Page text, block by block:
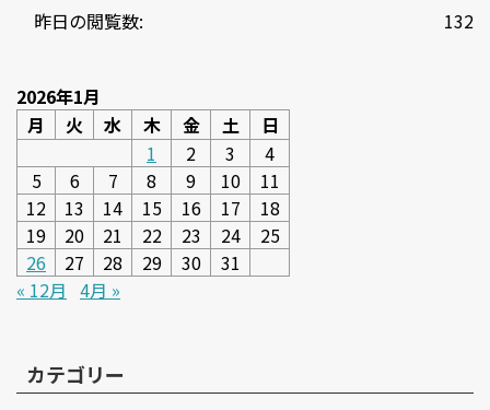
132
昨日の閲覧数:
2026年1月
月
火 水 木 金 土
日
1
2 3
4
5
6 7 8 9 10
11
12
13 14 15 16 17
18
19
20 21 22 23 24
25
26
27 28 29 30
31
« 12月 4月 »
カテゴリー